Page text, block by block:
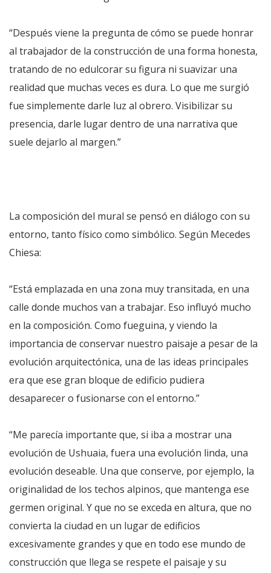
“Después viene la pregunta de cómo se puede honrar
al trabajador de la construcción de una forma honesta,
tratando de no edulcorar su figura ni suavizar una
realidad que muchas veces es dura. Lo que me surgió
fue simplemente darle luz al obrero. Visibilizar su
presencia, darle lugar dentro de una narrativa que
suele dejarlo al margen.”
La composición del mural se pensó en diálogo con su
entorno, tanto físico como simbólico. Según Mecedes
Chiesa:
“Está emplazada en una zona muy transitada, en una
calle donde muchos van a trabajar. Eso influyó mucho
en la composición. Como fueguina, y viendo la
importancia de conservar nuestro paisaje a pesar de la
evolución arquitectónica, una de las ideas principales
era que ese gran bloque de edificio pudiera
desaparecer o fusionarse con el entorno.”
“Me parecía importante que, si iba a mostrar una
evolución de Ushuaia, fuera una evolución linda, una
evolución deseable. Una que conserve, por ejemplo, la
originalidad de los techos alpinos, que mantenga ese
germen original. Y que no se exceda en altura, que no
convierta la ciudad en un lugar de edificios
excesivamente grandes y que en todo ese mundo de
construcción que llega se respete el paisaje y su